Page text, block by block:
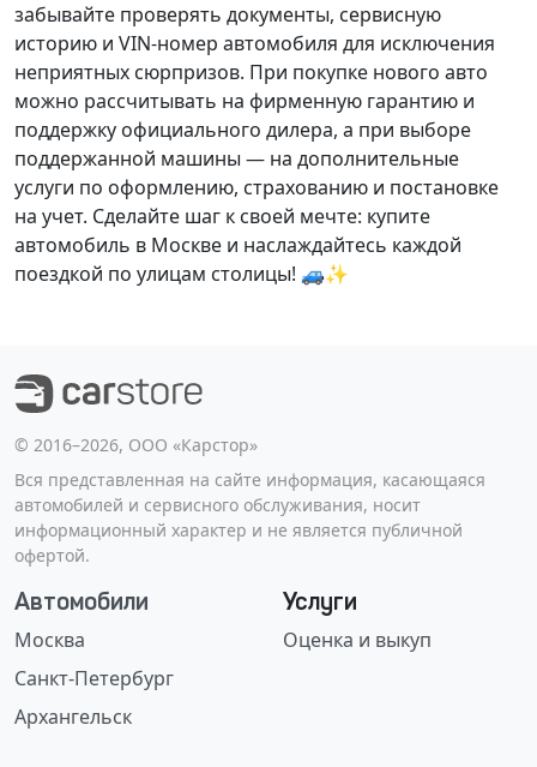
забывайте проверять документы, сервисную
историю и VIN-номер автомобиля для исключения
неприятных сюрпризов. При покупке нового авто
можно рассчитывать на фирменную гарантию и
поддержку официального дилера, а при выборе
поддержанной машины — на дополнительные
услуги по оформлению, страхованию и постановке
на учет. Сделайте шаг к своей мечте: купите
автомобиль в Москве и наслаждайтесь каждой
поездкой по улицам столицы! 🚙✨
©️ 2016–2026, ООО «Карстор»
Вся представленная на сайте информация, касающаяся
автомобилей и сервисного обслуживания, носит
информационный характер и не является публичной
офертой.
Автомобили
Москва
Санкт-Петербург
Архангельск
Услуги
Оценка и выкуп